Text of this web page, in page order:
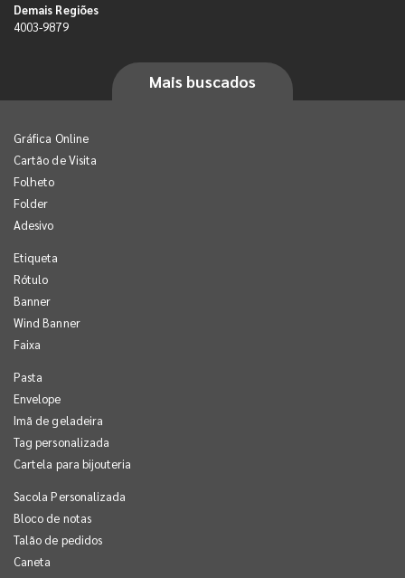
Demais Regiões
4003-9879
Mais buscados
Gráfica Online
Cartão de Visita
Folheto
Folder
Adesivo
Etiqueta
Rótulo
Banner
Wind Banner
Faixa
Pasta
Envelope
Imã de geladeira
Tag personalizada
Cartela para bijouteria
Sacola Personalizada
Bloco de notas
Talão de pedidos
Caneta